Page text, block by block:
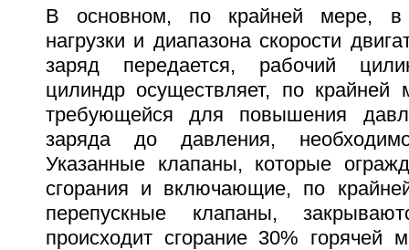
В основном, по крайней мере, в
нагрузки и диапазона скорости
заряд передается, рабочий
цилиндр осуществляет, по крайней
требующейся для повышения
заряда до давления,
Указанные клапаны, которые
сгорания и включающие, по
перепускные клапаны,
происходит сгорание 30%